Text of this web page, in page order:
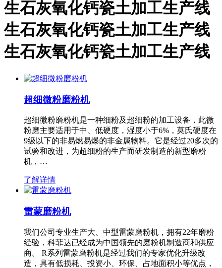
生石灰氧化钙瓷土加工生产线
生石灰氧化钙瓷土加工生产线
生石灰氧化钙瓷土加工生产线
超细微粉磨粉机
超细微粉磨粉机是一种细粉及超细粉的加工设备，此微
粉磨主要适用于中、低硬度，湿度小于6%，莫氏硬度在
9级以下的非易燃易爆的非金属物料。它是经过20多次的
试验和改进，为超细粉的生产而研发制造的新型磨粉
机，…
了解详情
雷蒙磨粉机
我们公司专业生产大、中型雷蒙磨粉机，拥有22年磨粉
经验，科菲达已经成为中国领先的磨粉机制造商和供应
商。 R系列雷蒙磨粉机是经过我们的专家优化升级改
造，具有低损耗、投资小、环保、占地面积小等优点，